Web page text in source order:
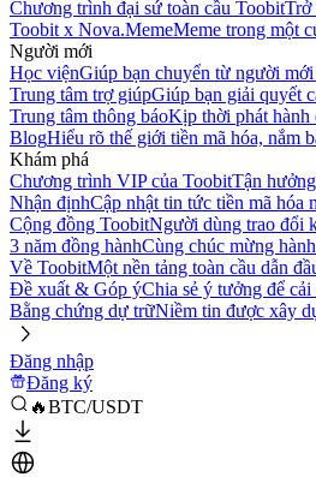
Chương trình đại sứ toàn cầu ToobitTrở
Toobit x Nova.MemeMeme trong một
Người mới
Học việnGiúp bạn chuyển từ người
Trung tâm trợ giúpGiúp bạn giải quyết
Trung tâm thông báoKịp thời phát hành
BlogHiểu rõ thế giới tiền mã hóa, nắm
Khám phá
Chương trình VIP của ToobitTận
Nhận địnhCập nhật tin tức tiền mã hóa
Cộng đồng ToobitNgười dùng trao đổi
3 năm đồng hànhCùng chúc mừng
Về ToobitMột nền tảng toàn cầu dẫn
Đề xuất & Góp ýChia sẻ ý tưởng để
Bằng chứng dự trữNiềm tin được xây
Đăng nhập
Đăng ký
🔥BTC/USDT